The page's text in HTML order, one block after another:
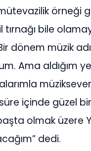
örneği
bile
dönem müzik
Ama aldığım
içinde güzel
olmak üzere
dedi.